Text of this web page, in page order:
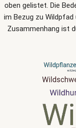
oben gelistet. Die
im Bezug zu
Zusammenhang ist